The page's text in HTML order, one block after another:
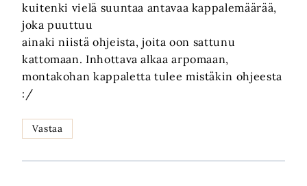
kuitenki vielä suuntaa antavaa kappalemäärää,
joka puuttuu
ainaki niistä ohjeista, joita oon sattunu
kattomaan. Inhottava alkaa arpomaan,
montakohan kappaletta tulee mistäkin ohjeesta
:/
Vastaa